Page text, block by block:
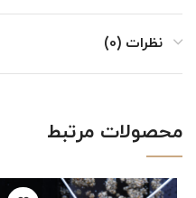
نظرات (0)
محصولات مرتبط